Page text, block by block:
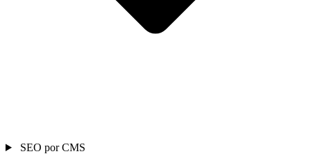
SEO por CMS